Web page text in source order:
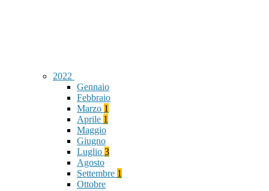
2022
Gennaio
Febbraio
Marzo 1
Aprile 1
Maggio
Giugno
Luglio 3
Agosto
Settembre 1
Ottobre